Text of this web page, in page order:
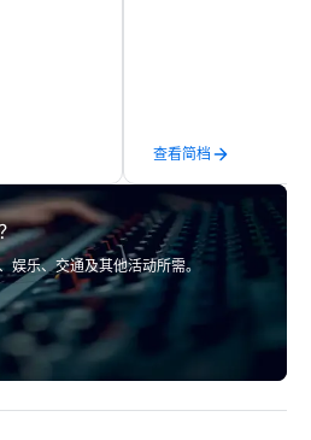
catering industry.
查看简档
娱乐、交通及其他活动所需。